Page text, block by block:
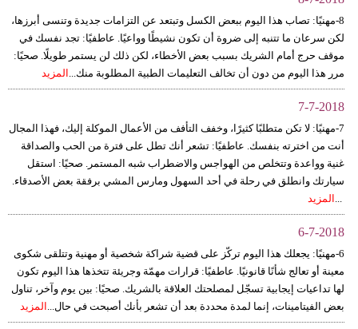
8-مهنيًا: تصاب هذا اليوم ببعض الكسل وتبتعد عن التزامات جديدة وتنسى أبرزها،
لكن سرعان ما تتنبه إلى ضروة أن تكون نشيطًا وواعيًا. عاطفيًا: تجد نفسك في
موقف حرج أمام الشريك بسبب بعض الأخطاء، لكن ذلك لن يستمر طويلًا. صحيًا:
مرر هذا اليوم من دون أن تخالف التعليمات الطبية المطلوبة منك... المزيد
7-7-2018
7-مهنيًا: لا تكن متطلبًا كثيرًا، وخفف التأفف من الأعمال الموكلة إليك، فهذا المجال
أنت من اخترته بنفسك. عاطفيًا: تشعر أنك تطل على فترة من الحب والصداقة
غنية وواعدة وتتخلص من الهواجس والاضطراب شبه المستمر. صحيًا: استقل
سيارتك وانطلق في رحلة في أحد السهول ومارس المشي برفقة بعض الأصدقاء.
... المزيد
6-7-2018
6-مهنيًا: يجعلك هذا اليوم تركّز على قضية شراكة شخصية أو مهنية وتتلقى شكوى
معينة أو تعالج شأنًا قانونيًا. عاطفيًا: قرارات مهمّة وجريئة تتخذها هذا اليوم تكون
لها تداعيات إيجابية تسجّل لمصلحتك العلاقة بالشريك. صحيًا: بين يوم وآخر، تناول
بعض الفيتامينات، إنما لمدة محددة بعد أن تشعر بأنك أصبحت في حال... المزيد